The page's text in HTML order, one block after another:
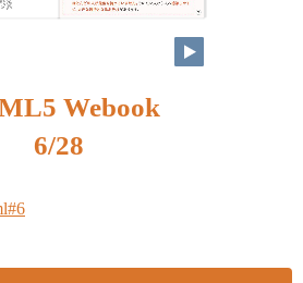
Webook
6/28